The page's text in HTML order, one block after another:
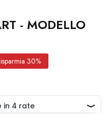
- MODELLO
30%